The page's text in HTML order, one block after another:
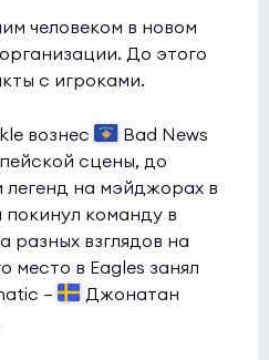
человеком в новом
До этого
с игроками.
вознес
Bad News
сцены, до
на мэйджорах в
команду в
разных взглядов на
место в Eagles занял
—
Джонатан